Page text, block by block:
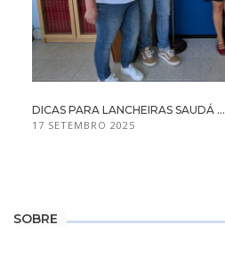
DICAS PARA LANCHEIRAS SAUDÁ ...
17 SETEMBRO 2025
SOBRE